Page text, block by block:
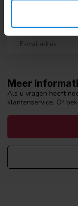
Meer
Als u vragen heeft
klantenservice. Of
Abonneer je